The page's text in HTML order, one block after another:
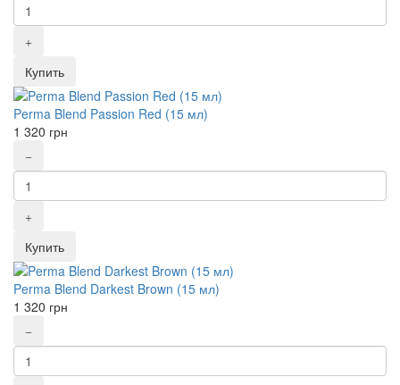
Купить
Perma Blend Passion Red (15 мл)
1 320 грн
Купить
Perma Blend Darkest Brown (15 мл)
1 320 грн